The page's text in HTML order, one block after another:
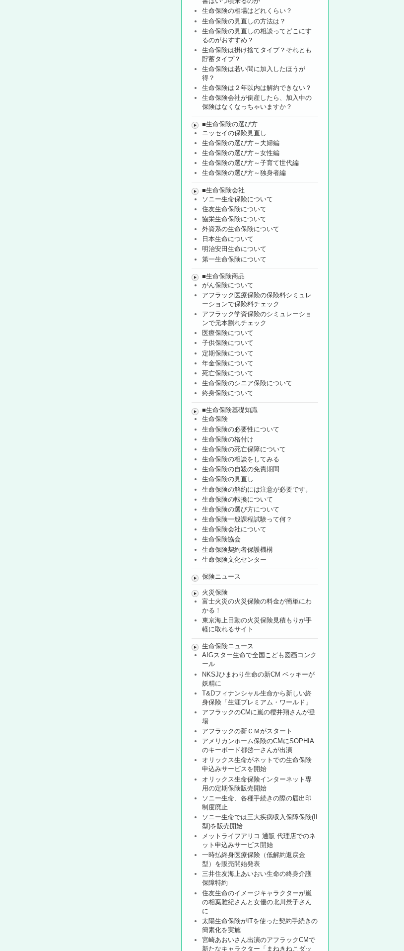
生命保険の相場はどれくらい？
生命保険の見直しの方法は？
生命保険の見直しの相談ってどこにす
るのがおすすめ？
生命保険は掛け捨てタイプ？それとも
貯蓄タイプ？
生命保険は若い間に加入したほうが
得？
生命保険は２年以内は解約できない？
生命保険会社が倒産したら、加入中の
保険はなくなっちゃいますか？
■生命保険の選び方
ニッセイの保険見直し
生命保険の選び方～夫婦編
生命保険の選び方～女性編
生命保険の選び方～子育て世代編
生命保険の選び方～独身者編
■生命保険会社
ソニー生命保険について
住友生命保険について
協栄生命保険について
外資系の生命保険について
日本生命について
明治安田生命について
第一生命保険について
■生命保険商品
がん保険について
アフラック医療保険の保険料シミュレ
ーションで保険料チェック
アフラック学資保険のシミュレーショ
ンで元本割れチェック
医療保険について
子供保険について
定期保険について
年金保険について
死亡保険について
生命保険のシニア保険について
終身保険について
■生命保険基礎知識
生命保険
生命保険の必要性について
生命保険の格付け
生命保険の死亡保障について
生命保険の相談をしてみる
生命保険の自殺の免責期間
生命保険の見直し
生命保険の解約には注意が必要です。
生命保険の転換について
生命保険の選び方について
生命保険一般課程試験って何？
生命保険会社について
生命保険協会
生命保険契約者保護機構
生命保険文化センター
保険ニュース
火災保険
富士火災の火災保険の料金が簡単にわ
かる！
東京海上日動の火災保険見積もりが手
軽に取れるサイト
生命保険ニュース
AIGスター生命で全国こども図画コンク
ール
NKSJひまわり生命の新CM ベッキーが
妖精に
T&Dフィナンシャル生命から新しい終
身保険「生涯プレミアム・ワールド」
アフラックのCMに嵐の櫻井翔さんが登
場
アフラックの新ＣＭがスタート
アメリカンホーム保険のCMにSOPHIA
のキーボード都啓一さんが出演
オリックス生命がネットでの生命保険
申込みサービスを開始
オリックス生命保険インターネット専
用の定期保険販売開始
ソニー生命、各種手続きの際の届出印
制度廃止
ソニー生命では三大疾病収入保障保険(II
型)を販売開始
メットライフアリコ 通販 代理店でのネ
ット申込みサービス開始
一時払終身医療保険（低解約返戻金
型）を販売開始発表
三井住友海上あいおい生命の終身介護
保障特約
住友生命のイメージキャラクターが嵐
の相葉雅紀さんと女優の北川景子さん
に
太陽生命保険がITを使った契約手続きの
簡素化を実施
宮崎あおいさん出演のアフラックCMで
新たなキャラクター「まねきねこダッ